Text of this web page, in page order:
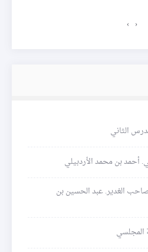
‹
›
الثاني
أحمد بن محمد الأردبيلي
الغدير. عبد الحسين بن
المجلسي